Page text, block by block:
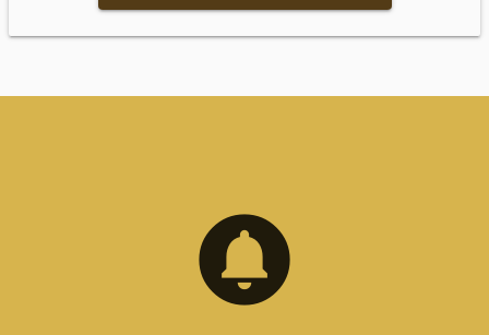
circle_notifications